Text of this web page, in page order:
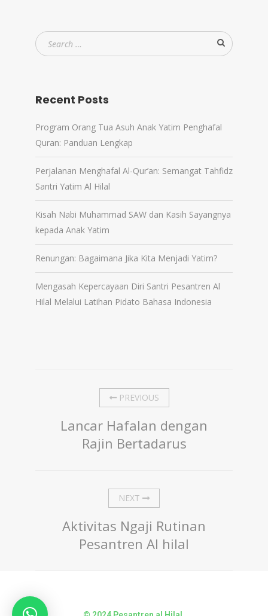
Recent Posts
Program Orang Tua Asuh Anak Yatim Penghafal
Quran: Panduan Lengkap
Perjalanan Menghafal Al-Qur’an: Semangat Tahfidz
Santri Yatim Al Hilal
Kisah Nabi Muhammad SAW dan Kasih Sayangnya
kepada Anak Yatim
Renungan: Bagaimana Jika Kita Menjadi Yatim?
Mengasah Kepercayaan Diri Santri Pesantren Al
Hilal Melalui Latihan Pidato Bahasa Indonesia
PREVIOUS
Lancar Hafalan dengan
Rajin Bertadarus⁣
NEXT
Aktivitas Ngaji Rutinan
Pesantren Al hilal